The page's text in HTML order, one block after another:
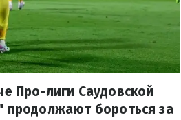
Про-лиги Саудовской
продолжают бороться за